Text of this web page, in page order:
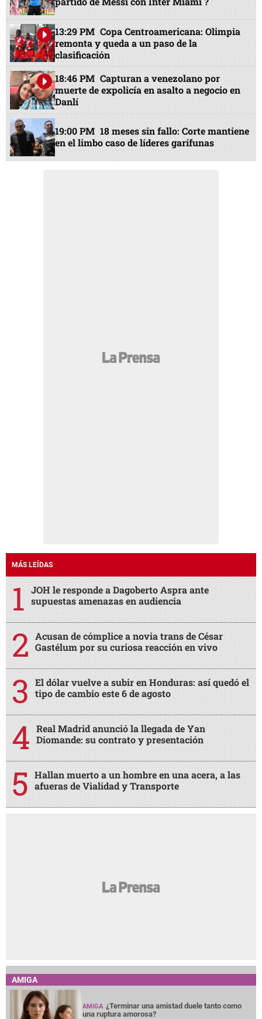
13:29 PM Copa Centroamericana: Olimpia
remonta y queda a un paso de la
clasificación
18:46 PM Capturan a venezolano por
muerte de expolicía en asalto a negocio en
Danlí
19:00 PM 18 meses sin fallo: Corte mantiene
en el limbo caso de líderes garífunas
MÁS LEÍDAS
JOH le responde a Dagoberto Aspra ante
supuestas amenazas en audiencia
Acusan de cómplice a novia trans de César
Gastélum por su curiosa reacción en vivo
El dólar vuelve a subir en Honduras: así quedó el
tipo de cambio este 6 de agosto
Real Madrid anunció la llegada de Yan
Diomande: su contrato y presentación
Hallan muerto a un hombre en una acera, a las
afueras de Vialidad y Transporte
AMIGA
AMIGA ¿Terminar una amistad duele tanto como
una ruptura amorosa?